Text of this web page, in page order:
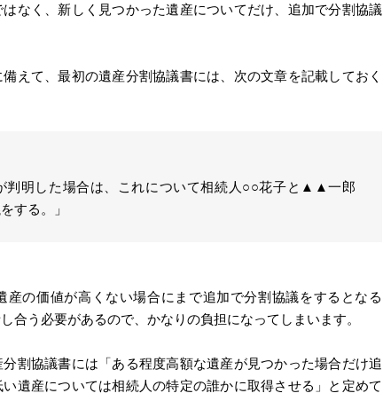
なく、新しく見つかった遺産についてだけ、追加で分割協議
えて、最初の遺産分割協議書には、次の文章を記載しておく
判明した場合は、これについて相続人○○花子と▲▲一郎
する。」
産の価値が高くない場合にまで追加で分割協議をするとなる
合う必要があるので、かなりの負担になってしまいます。
割協議書には「ある程度高額な遺産が見つかった場合だけ追
遺産については相続人の特定の誰かに取得させる」と定めて